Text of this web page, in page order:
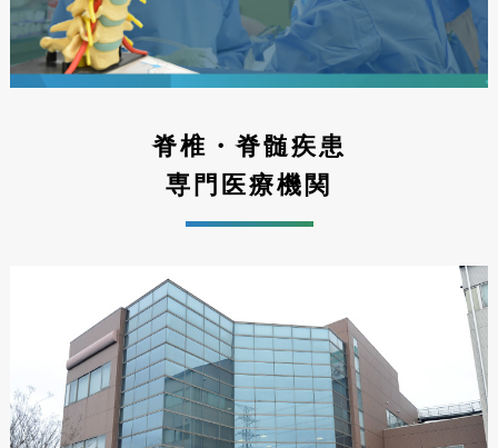
脊椎・脊髄疾患
専門医療機関